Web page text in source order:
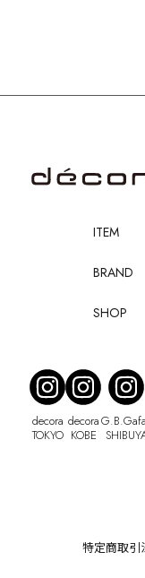
ITEM
BRAND
SHOP
decora
TOKYO
decora
KOBE
特定商取引